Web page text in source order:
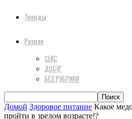
Тренды
Разное
СЕКС
ДОСУГ
БЕЗ РУБРИКИ
Домой Здоровое питание Какое
пройти в зрелом возрасте!?